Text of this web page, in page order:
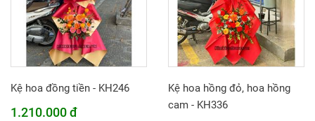
Kệ hoa đồng tiền - KH246
1.210.000 đ
Kệ hoa hồng đỏ, hoa hồng
cam - KH336